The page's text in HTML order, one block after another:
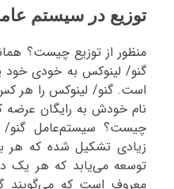
توزیع در سیستم
منظور از توزیع چیست؟
گنو/ لینوکس به خودی خود
است. گنو/ لینوکس را هر
نام خودش به رایگان
چیست؟ سیستم‌عامل گنو/
زیادی تشکیل شده که
توسعه می‌یابد که هر یک
معروف است که می‌گویند